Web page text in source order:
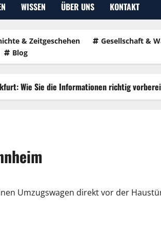
WISSEN ÜBER UNS KONTAKT
& Zeitgeschehen Gesellschaft &
Blog
Sie die Informationen richtig vorbereiten
Umzugswagen direkt vor der